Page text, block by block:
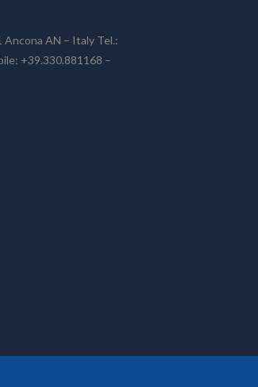
AN – Italy Tel.:
+39.330.881168 –